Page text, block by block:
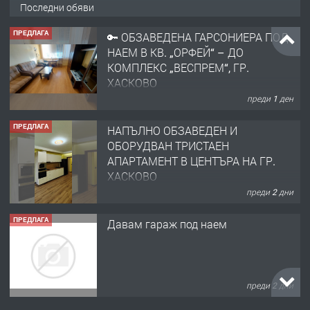
Последни обяви
ПРЕДЛАГА
НАПЪЛНО ОБЗАВЕДЕН И
ОБОРУДВАН ТРИСТАЕН
АПАРТАМЕНТ В ЦЕНТЪРА НА ГР.
ПРЕДЛАГА Давам гараж под наем
№4120 Магазин/Офис под наем в
преди 2 дни